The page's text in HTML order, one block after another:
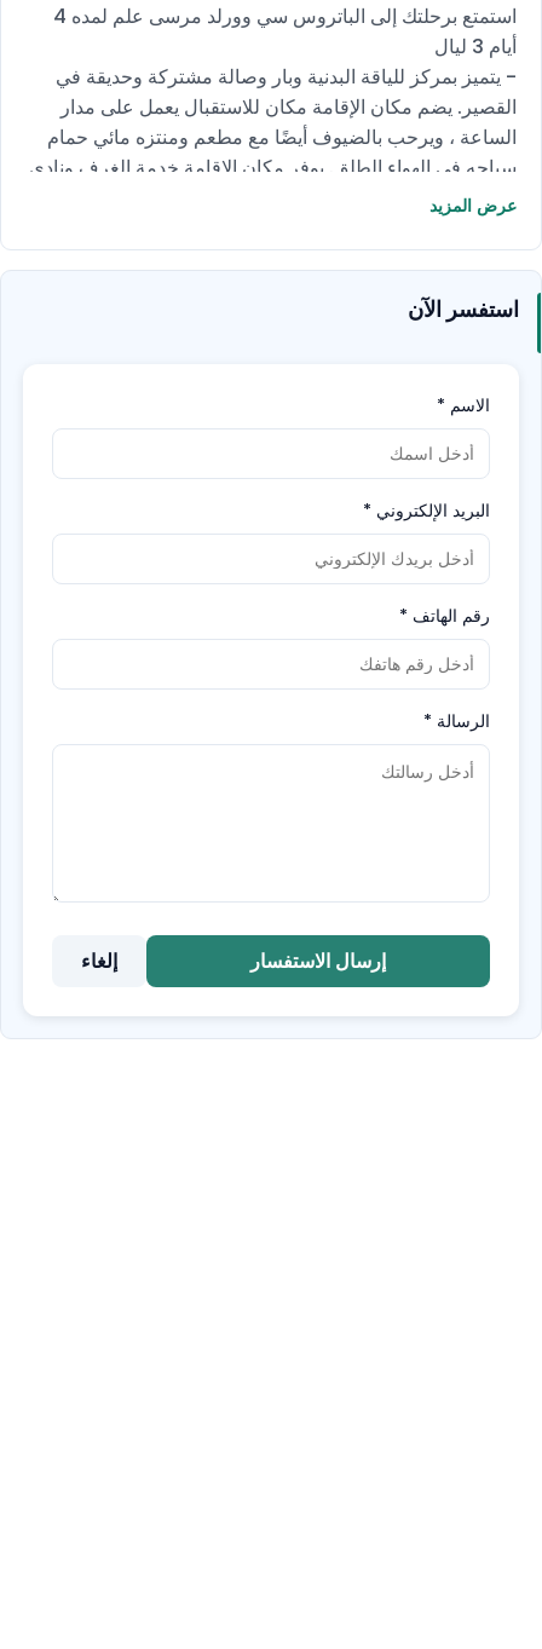
استمتع برحلتك إلى الباتروس سي وورلد مرسى علم لمده 4
أيام 3 ليال
- يتميز بمركز للياقة البدنية وبار وصالة مشتركة وحديقة في
القصير. يضم مكان الإقامة مكان للاستقبال يعمل على مدار
الساعة ، ويرحب بالضيوف أيضًا مع مطعم ومنتزه مائي حمام
سباحه في الهواء الطلق. يوفر مكان الإقامة خدمة الغرف ونادي
للأطفال وخدمة تحويل العملات للضيوف.
عرض المزيد
استفسر الآن
الاسم *
البريد الإلكتروني *
رقم الهاتف *
الرسالة *
إرسال الاستفسار إلغاء